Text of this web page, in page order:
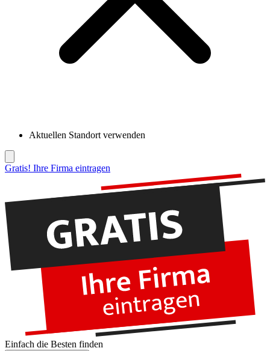
Aktuellen Standort verwenden
Gratis! Ihre Firma eintragen
Einfach die Besten finden